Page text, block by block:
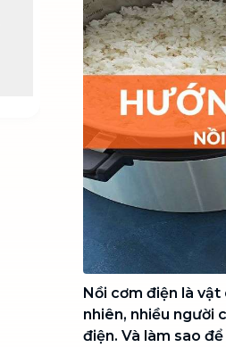
Chuyển nhà trọn
dẹp nơi đi nơi đến
Vệ sinh công nghiệp
Vệ sinh chuyên
phòng, nhà xưởng,
Nồi cơm điện là
nhiên, nhiều người
điện. Và làm sao